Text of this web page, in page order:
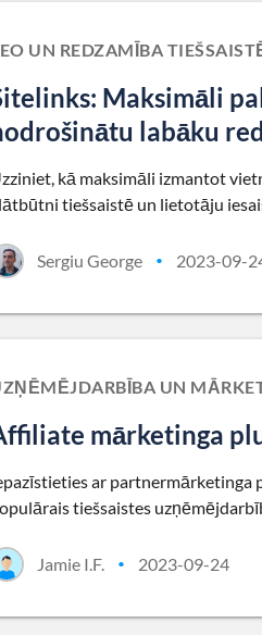
UN REDZAMĪBA
Maksimāli
labāku
kā maksimāli izmantot
tiešsaistē un lietotāju
Sergiu George • 2023-09-
UN
mārketinga
ar partnermārketinga
tiešsaistes
Jamie I.F. • 2023-09-24